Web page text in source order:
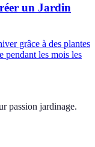
un Jardin
grâce à des plantes
pendant les mois les
passion jardinage.